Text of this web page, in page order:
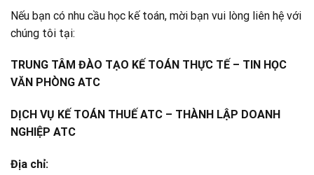
Nếu bạn có nhu cầu học kế toán, mời bạn vui lòng liên hệ với
chúng tôi tại:
TRUNG TÂM ĐÀO TẠO KẾ TOÁN THỰC TẾ – TIN HỌC
VĂN PHÒNG ATC
DỊCH VỤ KẾ TOÁN THUẾ ATC – THÀNH LẬP DOANH
NGHIỆP ATC
Địa chỉ: